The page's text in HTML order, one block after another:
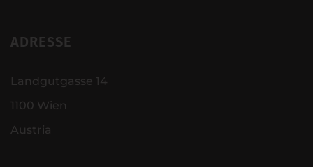
ADRESSE
Landgutgasse 14
1100 Wien
Austria